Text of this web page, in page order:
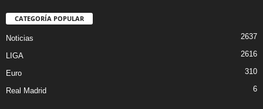
CATEGORÍA POPULAR
Noticias 2637
LIGA 2616
Euro 310
Real Madrid 6